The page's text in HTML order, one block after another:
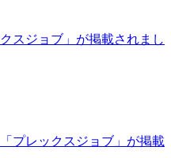
スジョブ」が掲載されまし
プレックスジョブ」が掲載